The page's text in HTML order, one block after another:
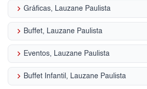
keyboard_arrow_right Gráficas, Lauzane Paulista
keyboard_arrow_right Buffet, Lauzane Paulista
keyboard_arrow_right Eventos, Lauzane Paulista
keyboard_arrow_right Buffet Infantil, Lauzane Paulista